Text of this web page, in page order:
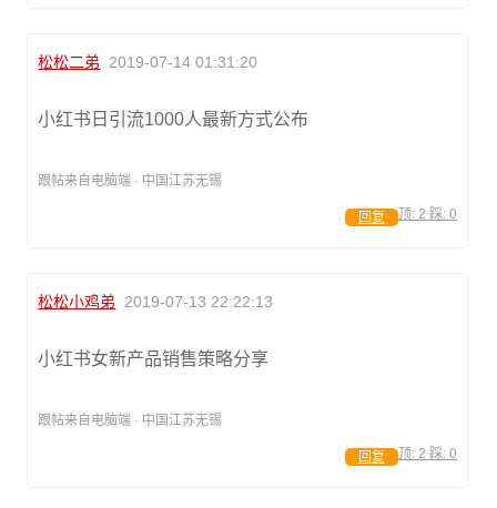
松松二弟 2019-07-14 01:31:20
小红书日引流1000人最新方式公布
跟帖来自电脑端 · 中国江苏无锡
顶: 2 踩: 0
回复
松松小鸡弟 2019-07-13 22:22:13
小红书女新产品销售策略分享
跟帖来自电脑端 · 中国江苏无锡
顶: 2 踩: 0
回复